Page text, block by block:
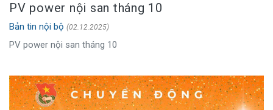
PV power nội san tháng 10
Bản tin nội bộ (02.12.2025)
PV power nội san tháng 10